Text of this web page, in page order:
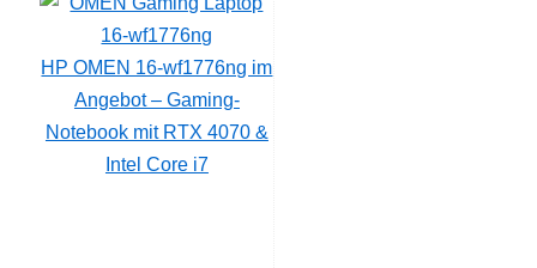
HP OMEN 16-wf1776ng im
Angebot – Gaming-
Notebook mit RTX 4070 &
Intel Core i7